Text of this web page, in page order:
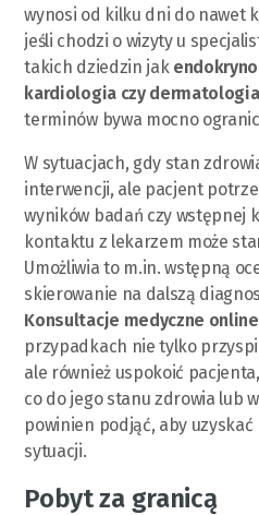
wynosi od kilku dni do nawet
jeśli chodzi o wizyty u
takich dziedzin jak
kardiologia czy dermatologia
terminów bywa mocno
W sytuacjach, gdy stan
interwencji, ale pacjent
wyników badań czy wstępnej
kontaktu z lekarzem może
Umożliwia to m.in. wstępną
skierowanie na dalszą
Konsultacje medyczne online
przypadkach nie tylko
ale również uspokoić
co do jego stanu zdrowia lub
powinien podjąć, aby uzyskać
sytuacji.
Pobyt za granicą